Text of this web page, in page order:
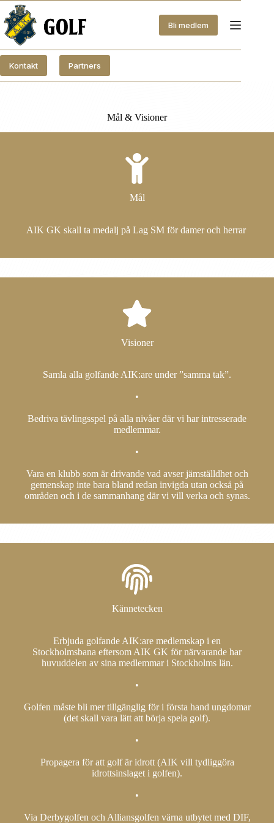
Hoppa
till
innehåll
Bli medlem
Kontakt Partners
Mål & Visioner
Mål
AIK GK skall ta medalj på Lag SM för damer och herrar
Visioner
Samla alla golfande AIK:are under ”samma tak”.
•
Bedriva tävlingsspel på alla nivåer där vi har intresserade
medlemmar.
•
Vara en klubb som är drivande vad avser jämställdhet och
gemenskap inte bara bland redan invigda utan också på
områden och i de sammanhang där vi vill verka och synas.
Kännetecken
Erbjuda golfande AIK:are medlemskap i en
Stockholmsbana eftersom AIK GK för närvarande har
huvuddelen av sina medlemmar i Stockholms län.
•
Golfen måste bli mer tillgänglig för i första hand ungdomar
(det skall vara lätt att börja spela golf).
•
Propagera för att golf är idrott (AIK vill tydliggöra
idrottsinslaget i golfen).
•
Via Derbygolfen och Alliansgolfen värna utbytet med DIF,